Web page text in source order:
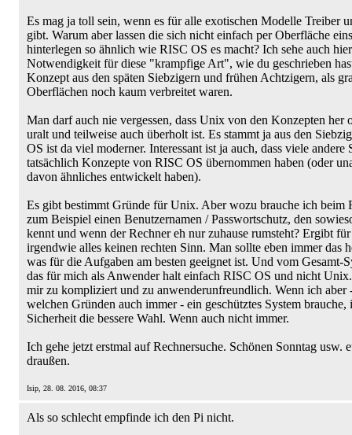
Es mag ja toll sein, wenn es für alle exotischen Modelle Treiber
gibt. Warum aber lassen die sich nicht einfach per Oberfläche
hinterlegen so ähnlich wie RISC OS es macht? Ich sehe auch
Notwendigkeit für diese "krampfige Art", wie du geschrieben
Konzept aus den späten Siebzigern und frühen Achtzigern, als
Oberflächen noch kaum verbreitet waren.
Man darf auch nie vergessen, dass Unix von den Konzepten her
uralt und teilweise auch überholt ist. Es stammt ja aus den
OS ist da viel moderner. Interessant ist ja auch, dass viele andere
tatsächlich Konzepte von RISC OS übernommen haben (oder
davon ähnliches entwickelt haben).
Es gibt bestimmt Gründe für Unix. Aber wozu brauche ich beim
zum Beispiel einen Benutzernamen / Passwortschutz, den
kennt und wenn der Rechner eh nur zuhause rumsteht? Ergibt
irgendwie alles keinen rechten Sinn. Man sollte eben immer das
was für die Aufgaben am besten geeignet ist. Und vom Gesamt-
das für mich als Anwender halt einfach RISC OS und nicht
mir zu kompliziert und zu anwenderunfreundlich. Wenn ich aber
welchen Gründen auch immer - ein geschütztes System
Sicherheit die bessere Wahl. Wenn auch nicht immer.
Ich gehe jetzt erstmal auf Rechnersuche. Schönen Sonntag usw.
draußen.
Isip, 28. 08. 2016, 08:37
Als so schlecht empfinde ich den Pi nicht.